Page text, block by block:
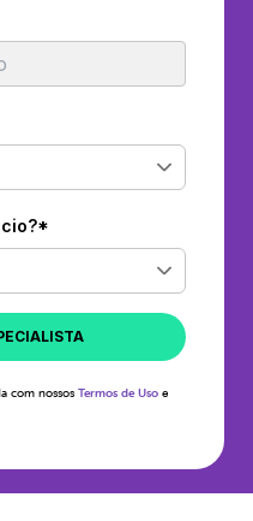
com nossos Termos de Uso e